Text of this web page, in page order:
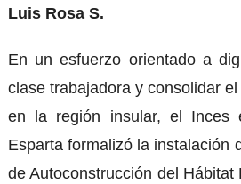
Luis Rosa S.
En un esfuerzo orientado a
clase trabajadora y consolidar
en la región insular, el Inces
Esparta formalizó la instalación
de Autoconstrucción del Hábitat